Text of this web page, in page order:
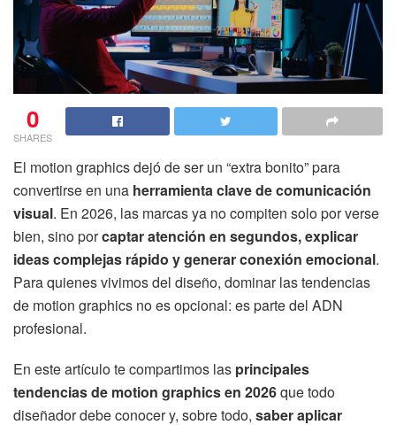
0
SHARES
El motion graphics dejó de ser un “extra bonito” para
convertirse en una herramienta clave de comunicación
visual. En 2026, las marcas ya no compiten solo por verse
bien, sino porcaptar atención en segundos, explicar
ideas complejas rápido y generar conexión emocional.
Para quienes vivimos del diseño, dominar las tendencias
de motion graphics no es opcional: es parte del ADN
profesional.
En este artículo te compartimos las principales
tendencias de motion graphics en 2026que todo
diseñador debe conocer y, sobre todo, saber aplicar